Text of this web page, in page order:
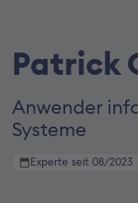
Patrick
Anwender
Systeme
Experte seit 08/2023